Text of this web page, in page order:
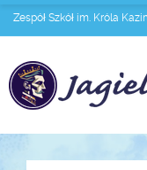
Zespół Szkół im. Króla